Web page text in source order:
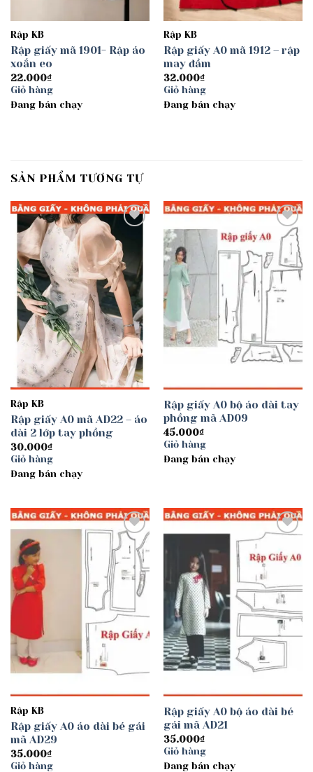
Rập KB
Rập giấy mã 1901- Rập áo
xoắn eo
22.000₫
Giỏ hàng
Đang bán chạy
Rập KB
Rập giấy A0 mã 1912 – rập
may đầm
32.000₫
Giỏ hàng
Đang bán chạy
SẢN PHẨM TƯƠNG TỰ
Add to
wishlist
Rập KB
Rập giấy A0 mã AD22 – áo
dài 2 lớp tay phồng
30.000₫
Giỏ hàng
Đang bán chạy
Add to
wishlist
Rập giấy A0 bộ áo dài tay
phồng mã AD09
45.000₫
Giỏ hàng
Đang bán chạy
Add to
wishlist
Rập KB
Rập giấy A0 áo dài bé gái
mã AD29
35.000₫
Giỏ hàng
wishlist
Rập giấy A0 bộ áo dài bé
gái mã AD21
35.000₫
Giỏ hàng
Đang bán chạy